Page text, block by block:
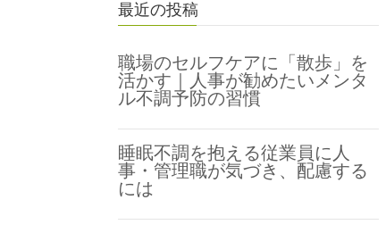
最近の投稿
職場のセルフケアに「散歩」を
活かす｜人事が勧めたいメンタ
ル不調予防の習慣
睡眠不調を抱える従業員に人
事・管理職が気づき、配慮する
には